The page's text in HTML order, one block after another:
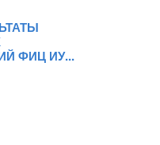
ФИЦ ИУ...